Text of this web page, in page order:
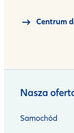
Centrum
Nasza
Samochód